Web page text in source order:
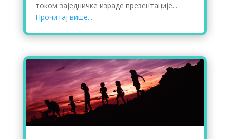
током заједничке израде презентације...
Прочитај више...